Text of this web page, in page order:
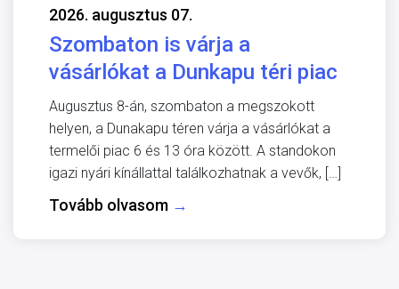
2026. augusztus 07.
Szombaton is várja a
vásárlókat a Dunkapu téri piac
Augusztus 8-án, szombaton a megszokott
helyen, a Dunakapu téren várja a vásárlókat a
termelői piac 6 és 13 óra között. A standokon
igazi nyári kínállattal találkozhatnak a vevők, […]
Tovább olvasom →